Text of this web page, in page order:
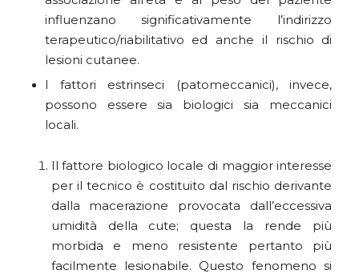
influenzano significativamente l’indirizzo
terapeutico/riabilitativo ed anche il rischio di
lesioni cutanee.
I fattori estrinseci (patomeccanici), invece,
possono essere sia biologici sia meccanici
locali.
Il fattore biologico locale di maggior interesse
per il tecnico è costituito dal rischio derivante
dalla macerazione provocata dall’eccessiva
umidità della cute; questa la rende più
morbida e meno resistente pertanto più
facilmente lesionabile. Questo fenomeno si